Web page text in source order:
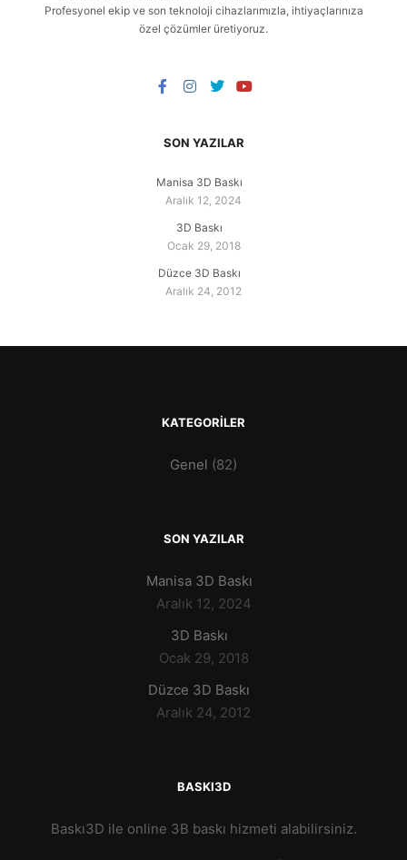
Profesyonel ekip ve son teknoloji cihazlarımızla, ihtiyaçlarınıza
özel çözümler üretiyoruz.
SON YAZILAR
Manisa 3D Baskı
Aralık 12, 2024
3D Baskı
Ocak 29, 2018
Düzce 3D Baskı
Aralık 24, 2012
KATEGORILER
Genel (82)
SON YAZILAR
Manisa 3D Baskı
Aralık 12, 2024
3D Baskı
Ocak 29, 2018
Düzce 3D Baskı
Aralık 24, 2012
BASKI3D
Baskı3D ile online 3B baskı hizmeti alabilirsiniz.